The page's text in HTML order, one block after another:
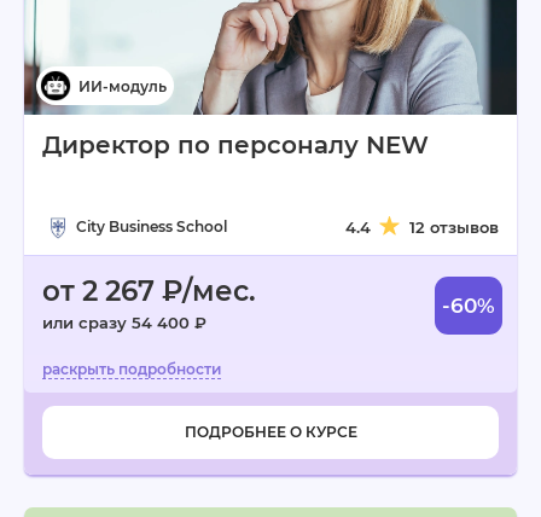
Директор по персоналу NEW
City Business School 4.4 12 отзывов
от 2 267 ₽/мес.
или сразу 54 400 ₽
-60%
ПОДРОБНЕЕ О КУРСЕ